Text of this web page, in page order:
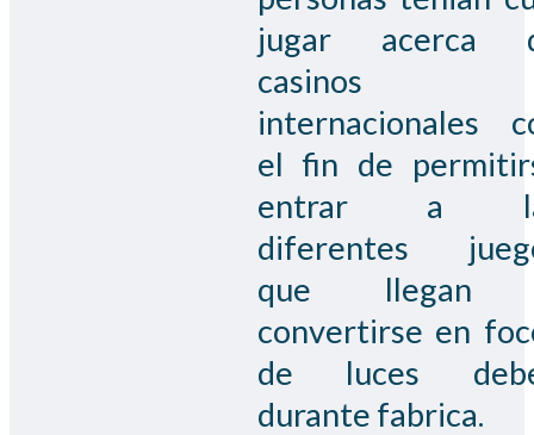
jugar acerca
casinos
internacionales
el fin de
entrar a
diferentes
que llegan
convertirse en
de luces
durante fabrica.